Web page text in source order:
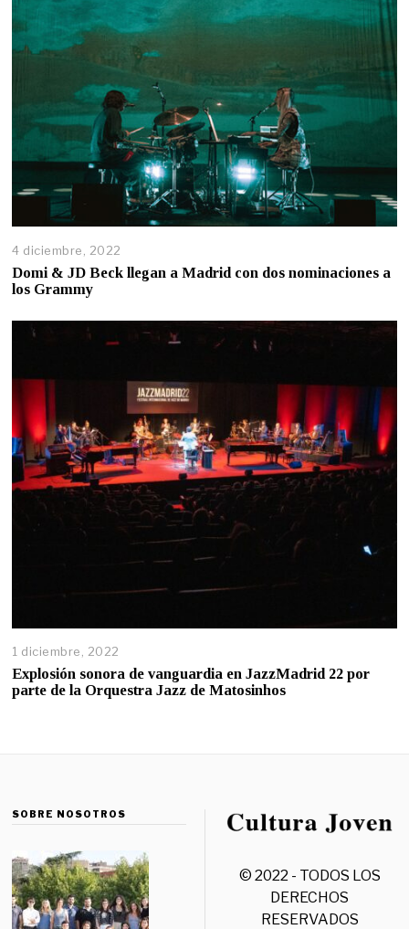
4 diciembre, 2022
Domi & JD Beck llegan a Madrid con dos nominaciones a
los Grammy
1 diciembre, 2022
Explosión sonora de vanguardia en JazzMadrid 22 por
parte de la Orquestra Jazz de Matosinhos
SOBRE NOSOTROS
© 2022 - TODOS LOS
DERECHOS
RESERVADOS